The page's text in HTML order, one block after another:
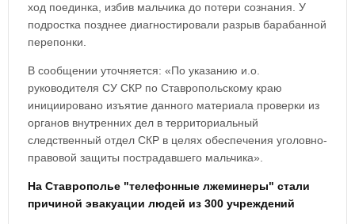
ход поединка, избив мальчика до потери сознания. У
подростка позднее диагностировали разрыв барабанной
перепонки.
В сообщении уточняется: «По указанию и.о.
руководителя СУ СКР по Ставропольскому краю
инициировано изъятие данного материала проверки из
органов внутренних дел в территориальный
следственный отдел СКР в целях обеспечения уголовно-
правовой защиты пострадавшего мальчика».
На Ставрополье "телефонные лжеминеры" стали
причиной эвакуации людей из 300 учреждений